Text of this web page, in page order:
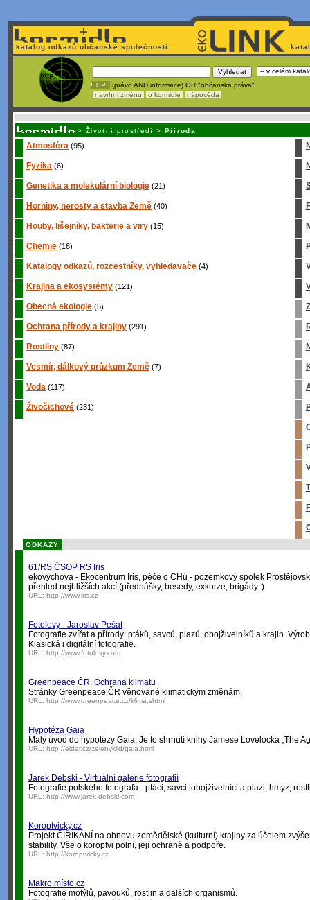
katalog odkazů občanské společnosti
! TIP : (právo AND informace) OR "občanská práva"
navrhni změnu
o kormidle nápověda
> Životní prostředí > Příroda
Atmosféra (95)
Fyzika (6)
Genetika a molekulární biologie (21)
Horniny, nerosty a stavba Země (40)
Houby, lišejníky, bakterie a viry (15)
Chemie (16)
Katalogy odkazů, rozcestníky, vyhledavače (4)
Krajina a ekosystémy (121)
Obecná ekologie (5)
Ochrana přírody a krajiny (291)
Rostliny (87)
Vesmír, dálkový průzkum Země (7)
Voda (117)
Živočichové (231)
ODKAZY
61/RS ČSOP RS Iris
ekovýchova - Ekocentrum Iris, péče o CHú - pozemkový spolek
přehled nejbližších akcí (přednášky, besedy, exkurze, brigády..)
URL: http://www.iris.cz
Fotolovy - Jaroslav Pešat
Fotografie zvířat a přírody: ptáků, savců, plazů, obojživelníků a krajin.
Klasická i digitální fotografie.
URL: http://www.fotolovy.com
Greenpeace ČR: Ochrana klimatu
Stránky Greenpeace ČR věnované klimatickým změnám.
URL: http://www.greenpeace.cz/klima.shtml
Hypotéza Gaia
Malý úvod do hypotézy Gaia. Je to shrnutí knihy Jamese Lovelocka „The
URL: http://eldar.cz/zelenyklid/gaia.html
Jarek Debski - Virtuální galerie fotografií
Fotografie polského fotografa - ptáci, savci, obojživelníci a plazi, hmyz,
URL: http://www.jarek-debski.com
Koroptvicky.cz
Projekt ČIŘIKÁNÍ na obnovu zemědělské (kulturní) krajiny za účelem
stability. Vše o koroptvi polní, její ochraně a podpoře.
URL: http://koroptvicky.cz
Makro.místo.cz
Fotografie motýlů, pavouků, rostlin a dalších organismů.